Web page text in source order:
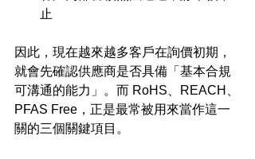
止
因此，現在越來越多客戶在詢價初期，
就會先確認供應商是否具備「基本合規
可溝通的能力」。而 RoHS、REACH、
PFAS Free，正是最常被用來當作這一
關的三個關鍵項目。